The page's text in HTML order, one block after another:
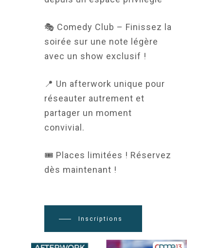
🎭 Comedy Club – Finissez la
soirée sur une note légère
avec un show exclusif !
📍 Un afterwork unique pour
réseauter autrement et
partager un moment
convivial.
🎟️ Places limitées ! Réservez
dès maintenant !
Inscriptions